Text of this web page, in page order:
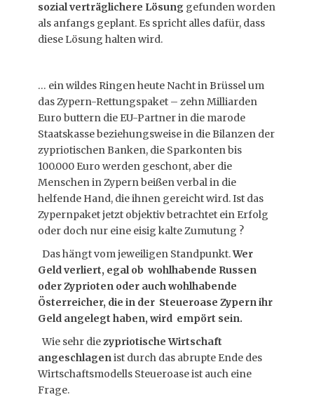
sozial verträglichere Lösung gefunden worden
als anfangs geplant. Es spricht alles dafür, dass
diese Lösung halten wird.
… ein wildes Ringen heute Nacht in Brüssel um
das Zypern-Rettungspaket – zehn Milliarden
Euro buttern die EU-Partner in die marode
Staatskasse beziehungsweise in die Bilanzen der
zypriotischen Banken, die Sparkonten bis
100.000 Euro werden geschont, aber die
Menschen in Zypern beißen verbal in die
helfende Hand, die ihnen gereicht wird. Ist das
Zypernpaket jetzt objektiv betrachtet ein Erfolg
oder doch nur eine eisig kalte Zumutung ?
Das hängt vom jeweiligen Standpunkt.Wer
Geld verliert, egal ob wohlhabende Russen
oder Zyprioten oder auch wohlhabende
Österreicher, die in der Steueroase Zypern ihr
Geld angelegt haben, wird empört sein.
Wie sehr diezypriotische Wirtschaft
angeschlagenist durch das abrupte Ende des
Wirtschaftsmodells Steueroase ist auch eine
Frage.